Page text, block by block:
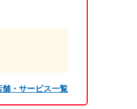
舗・サービス一覧